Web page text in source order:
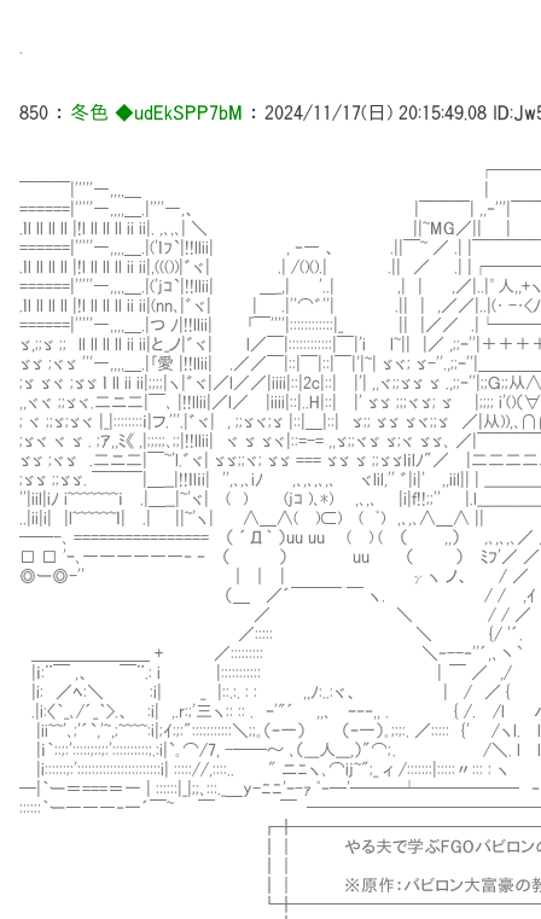
850 ： 冬色 ◆udEkSPP7bM ： 2024/11/17(日) 20:15:49.08
┌───┐
￣￣￣|'''''―,,,,＿ | |
======|'''''―,,,,＿.|''''―,、 |￣￣￣| ,,‐'''|￣￣
.ｌl ll ll ll |!l ll ll ll ii ii|. ,､,､| ＼ ||~MG／||
======|'''''―,,,,＿.|('ｌﾌ`|!!llii| , ‐― 、 .||￣~ ／ .| |￣￣￣￣
.ｌl ll ll ll |!l ll ll ll ii ii|,((())|゛ヾ| .| /()().| .|| ／ .|
======|'''''―,,,,＿.|('jｺ`|!!llii| ＿_,| '..| ,| | ,／|..|゜人,,+ヽ.
.ｌl ll ll ll |!l ll ll ll ii ii|(nn､|゛ヾ| | .|''⌒゛''| .|| | ,／／|..|(･ -･<
======|'''''―,,,,＿.|つ ﾉ|!!llii| ｢￣''''|::::::::::::|_ || |／／
ゞ,;;ゞ ;; ll ll ll ll ii ii|と_ノ|゛ヾ| l／￣|::::::::::::|￣|'i l~|| |／ ,;;ｰ''|＋＋
ゞゞ ;ヾゞ '''―,,,,＿.|｢愛 |!!llii| .／／￣|::|￣|::|￣|'|~| ゞヾ; ゞ-''.,;;ｰ''|＿
;ゞ ゞヾ ;ゞゞ ｌ ll ii ii|;;;;|ヽ|゛ヾ|／l／／|iiii|::|2c|::| |'| ,,ヾ;;ゞゞ ゞ
,,ヾヾ ;;ゞヾ.二ニ二|￣､ |!!llii|／l／ |iiii|::|..H|::| |' ゞゞ ;;;ヾゞ; ゞ
; ヾ ;;ゞ;ゞヾ |_|::::::::ｉ|フ.'''.|゛ヾ| , ;;ゞヾ;ゞ |::|＿|::| ゞ;; ゞゞ ゞヾ;;
;ゞヾ ヾ ゞ . ;ｱ,,ﾐ《 ,|;;;;;､;;|!!llii| ヾ ゞ ゞヾ|::=-= ,,ゞ;;ヾゞ ゞ;ヾ ゞ
ゞゞ ;ヾゞ .二ニ二|￣~'l.゛ヾ| ゞゞ;;ヾ; ゞゞ === ゞゞ ゞ ;;ゞゞl
;ゞゞ ;;ゞゞ. ￣￣￣|＿__|!!ｌlｉi| '',､,､iﾉ ,､,､,､,､ ヾlil,'' ゛|i|' ,,iil||
''|iil|iﾉ i~~~~~~~ｉ .|＿__|~'ヾ| ( ) (jｺ )､*) ,､,､ |i|ｆ!!;;''
..|ii|i| |l~~~~~~ｌ| .| ||~'ヽ| ∧＿∧( )⊂) ( ﾟ) ,
──-､ ================ （ ´Д｀ ）uu uu ( ) (
□ □ 'ｰ､――――――‐ ‐ （ ） uu （ ）
◎ー◎-'' ｜ ｜ | γヽ ノ
（＿ ／´￣￣￣ ￣
／ ＼ / /
／::::: ＼ {/
＿＿＿＿＿＿＿ + ／:::::::::
|ｉ:¨￣ ,、 ￣¨.: i
|i: ／ﾍ:＼ :i| _ |::.:. : : ,,ﾉ:..:
.|i:〈｀_､/´_｀>.、 :i| ,.r:;'三ヽ:: :: . ｰ
|ii~~'､;'´`,'~,;~~~~:i|;ｲ:;:":::::::::::＼;;｡（ｰ一） （ｰ一
|ｉ｀::;:':::::;::;:'::::::::::;.:i|`｡⌒/7, -──～ ､（___人
|i::::::;:':::::::::::::::::::::::i| ::::://,::::.. " ニﾆヽ､⌒ij~";_ ィ /:::::::|:::::〃::: : ヽ
─|｀ー＝===＝一 | ::::::|_|;;､:::._＿y-ﾆﾆ'ｰ-ｧ
::::::｀ー―――‐一´￣~ ￣ ￣
┃｜ やる夫で学ぶFGOバビロンの大富
┃｜ ※原作：バビロン大富豪